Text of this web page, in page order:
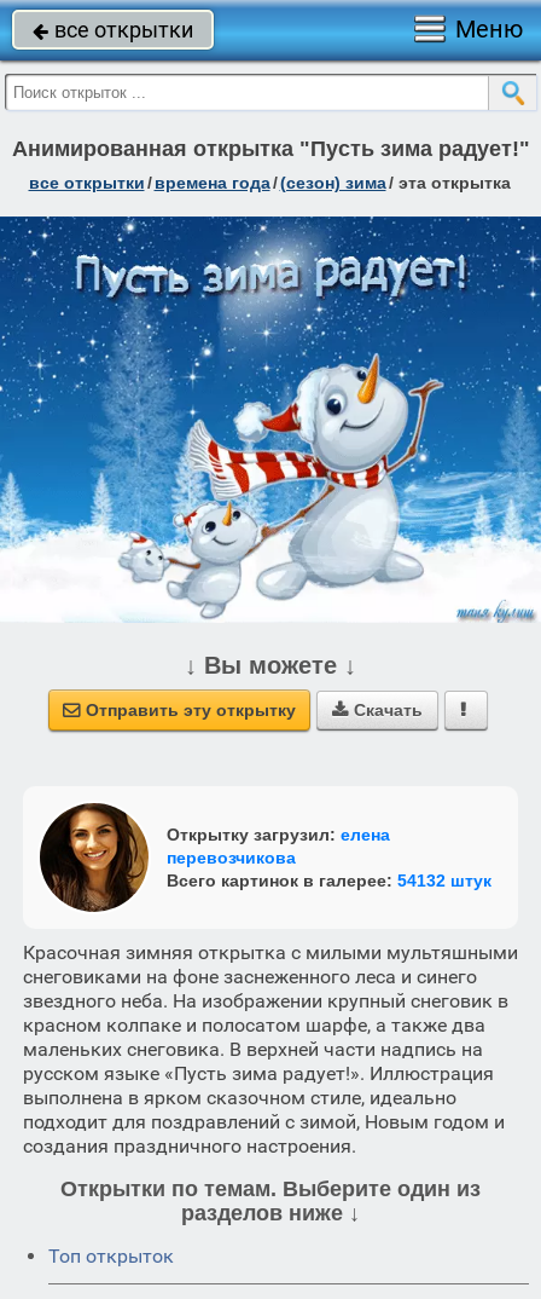
 все открытки Меню
Анимированная открытка "Пусть зима радует!"
все открытки/ времена года/(сезон) зима/ эта открытка
↓ Вы можете ↓
 Отправить эту открытку  Скачать 
Открытку загрузил: елена
перевозчикова
Всего картинок в галерее: 54132 штук
Красочная зимняя открытка с милыми мультяшными
снеговиками на фоне заснеженного леса и синего
звездного неба. На изображении крупный снеговик в
красном колпаке и полосатом шарфе, а также два
маленьких снеговика. В верхней части надпись на
русском языке «Пусть зима радует!». Иллюстрация
выполнена в ярком сказочном стиле, идеально
подходит для поздравлений с зимой, Новым годом и
создания праздничного настроения.
Открытки по темам. Выберите один из
разделов ниже ↓
Топ открыток